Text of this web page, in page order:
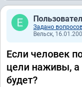
Задано
Вельск,
Если человек
цели наживы, а
будет?